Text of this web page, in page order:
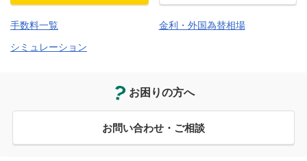
手数料一覧
金利・外国為替相場
シミュレーション
お困りの方へ
お問い合わせ・ご相談